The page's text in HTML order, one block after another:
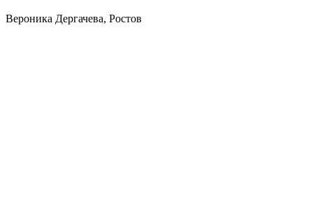
Вероника Дергачева, Ростов